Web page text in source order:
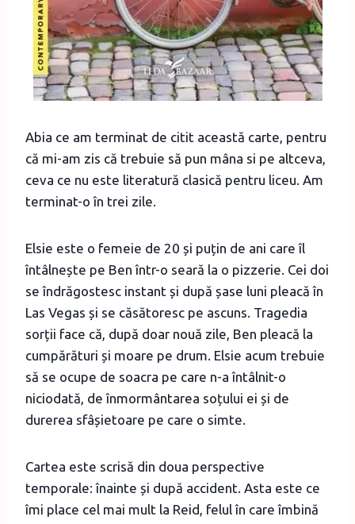
Abia ce am terminat de citit această carte, pentru
că mi-am zis că trebuie să pun mâna si pe altceva,
ceva ce nu este literatură clasică pentru liceu. Am
terminat-o în trei zile.
Elsie este o femeie de 20 și puțin de ani care îl
întâlnește pe Ben într-o seară la o pizzerie. Cei doi
se îndrăgostesc instant și după șase luni pleacă în
Las Vegas și se căsătoresc pe ascuns. Tragedia
sorții face că, după doar nouă zile, Ben pleacă la
cumpărături și moare pe drum. Elsie acum trebuie
să se ocupe de soacra pe care n-a întâlnit-o
niciodată, de înmormântarea soțului ei și de
durerea sfâșietoare pe care o simte.
Cartea este scrisă din doua perspective
temporale: înainte și după accident. Asta este ce
îmi place cel mai mult la Reid, felul în care îmbină